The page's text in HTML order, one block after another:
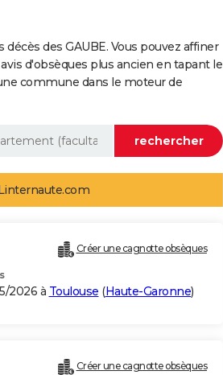
des GAUBE. Vous pouvez affiner
d'obsèques plus ancien en tapant le
commune dans le moteur de
Créer une cagnotte obsèques
2026 à Toulouse (Haute-Garonne)
Créer une cagnotte obsèques